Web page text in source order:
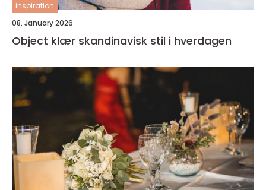
inspiration
08. January 2026
Object klær skandinavisk stil i hverdagen